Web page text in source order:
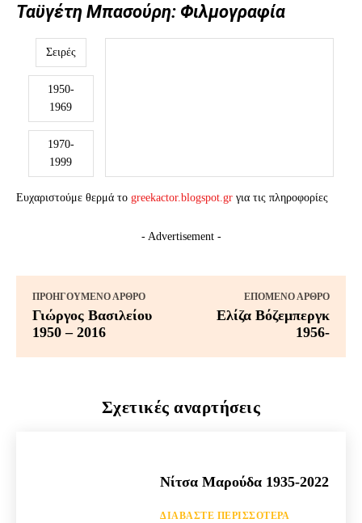
Σχετικές αναρτήσεις
Νίτσα Μαρούδα 1935-2022
ΔΙΑΒΆΣΤΕ ΠΕΡΙΣΣΌΤΕΡΑ
Ταϋγέτη Μπασούρη: Φιλμογραφία
Σειρές
1950-
1969
1970-
1999
Ευχαριστούμε θερμά το greekactor.blogspot.gr για τις πληροφορίες
- Advertisement -
ΠΡΟΗΓΟΎΜΕΝΟ ΆΡΘΡΟ
Γιώργος Βασιλείου
1950 – 2016
ΕΠΌΜΕΝΟ ΆΡΘΡΟ
Ελίζα Βόζεμπεργκ
1956-